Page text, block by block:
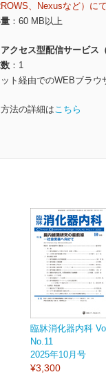
、Nexusなど）に
60 MB以上
アクセス型配信サービス
1
ト経由でのWEBブラウ
法の詳細はこちら
臨牀消化器内科
No.11
2025年10月号
¥3,300